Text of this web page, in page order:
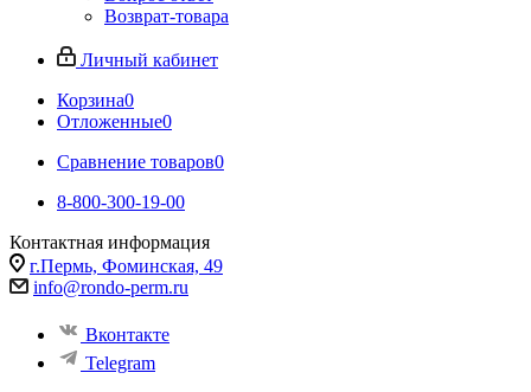
Возврат-товара
Личный кабинет
Корзина0
Отложенные0
Сравнение товаров0
8-800-300-19-00
Контактная информация
г.Пермь, Фоминская, 49
info@rondo-perm.ru
Вконтакте
Telegram